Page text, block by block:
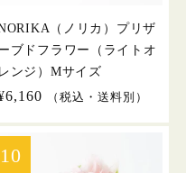
（ノリカ）プリザ
ブドフラワー（ライトオ
レンジ）Mサイズ
格
（税込・送料別）